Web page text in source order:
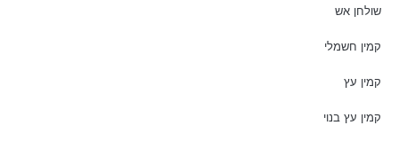
שולחן אש
קמין חשמלי
קמין עץ
קמין עץ בנוי